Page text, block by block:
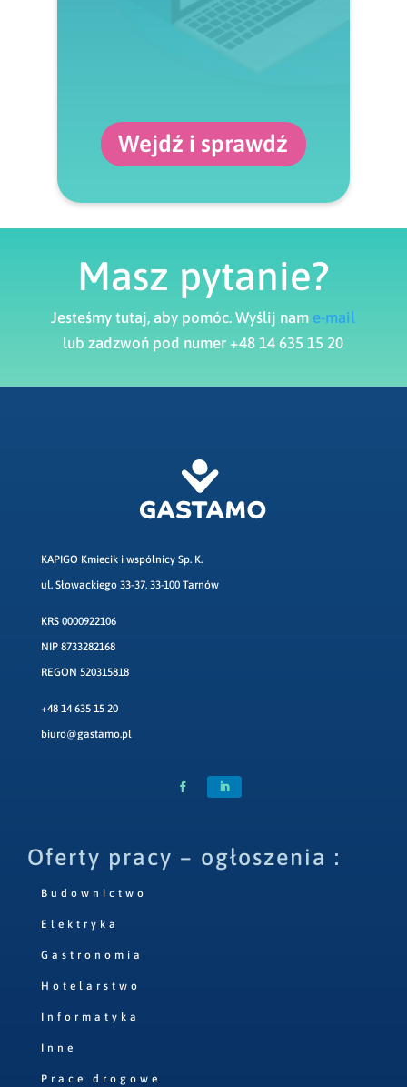
Wejdź i sprawdź
Masz pytanie?
Jesteśmy tutaj, aby pomóc. Wyślij nam e-mail
lub zadzwoń pod numer +48 14 635 15 20
KAPIGO Kmiecik i wspólnicy Sp. K.
ul. Słowackiego 33-37, 33-100 Tarnów
KRS 0000922106
NIP 8733282168
REGON 520315818
+48 14 635 15 20
biuro@gastamo.pl
Oferty pracy – ogłoszenia :
Budownictwo
Elektryka
Gastronomia
Hotelarstwo
Informatyka
Inne
Prace drogowe